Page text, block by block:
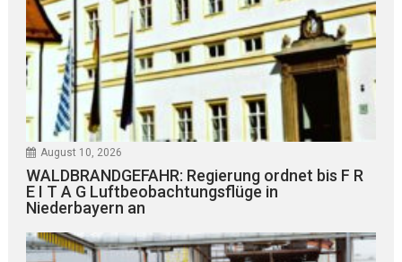
August 10, 2026
WALDBRANDGEFAHR: Regierung ordnet bis F R
E I T A G Luftbeobachtungsflüge in
Niederbayern an